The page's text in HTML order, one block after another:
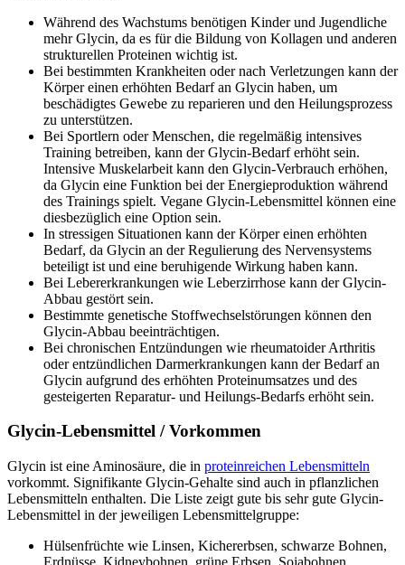
Während des Wachstums benötigen Kinder und Jugendliche
mehr Glycin, da es für die Bildung von Kollagen und anderen
strukturellen Proteinen wichtig ist.
Bei bestimmten Krankheiten oder nach Verletzungen kann der
Körper einen erhöhten Bedarf an Glycin haben, um
beschädigtes Gewebe zu reparieren und den Heilungsprozess
zu unterstützen.
Bei Sportlern oder Menschen, die regelmäßig intensives
Training betreiben, kann der Glycin-Bedarf erhöht sein.
Intensive Muskelarbeit kann den Glycin-Verbrauch erhöhen,
da Glycin eine Funktion bei der Energieproduktion während
des Trainings spielt. Vegane Glycin-Lebensmittel können eine
diesbezüglich eine Option sein.
In stressigen Situationen kann der Körper einen erhöhten
Bedarf, da Glycin an der Regulierung des Nervensystems
beteiligt ist und eine beruhigende Wirkung haben kann.
Bei Lebererkrankungen wie Leberzirrhose kann der Glycin-
Abbau gestört sein.
Bestimmte genetische Stoffwechselstörungen können den
Glycin-Abbau beeinträchtigen.
Bei chronischen Entzündungen wie rheumatoider Arthritis
oder entzündlichen Darmerkrankungen kann der Bedarf an
Glycin aufgrund des erhöhten Proteinumsatzes und des
gesteigerten Reparatur- und Heilungs-Bedarfs erhöht sein.
Glycin-Lebensmittel / Vorkommen
Glycin ist eine Aminosäure, die in proteinreichen Lebensmitteln
vorkommt. Signifikante Glycin-Gehalte sind auch in pflanzlichen
Lebensmitteln enthalten. Die Liste zeigt gute bis sehr gute Glycin-
Lebensmittel in der jeweiligen Lebensmittelgruppe:
Hülsenfrüchte wie Linsen, Kichererbsen, schwarze Bohnen,
Erdnüsse, Kidneybohnen, grüne Erbsen, Sojabohnen,